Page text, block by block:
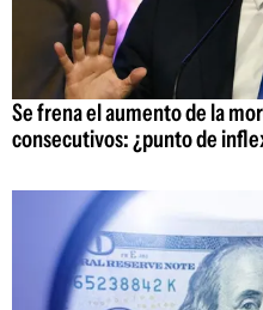
Se frena el aumento de la
consecutivos: ¿punto de